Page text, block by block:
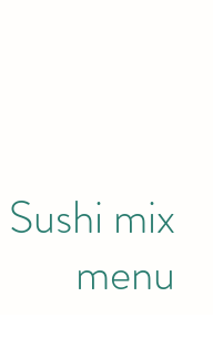
Sushi mix
menu